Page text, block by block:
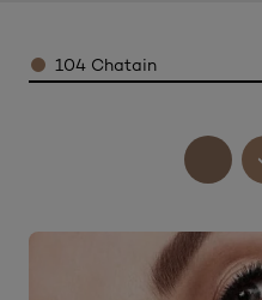
Color104 Chatain